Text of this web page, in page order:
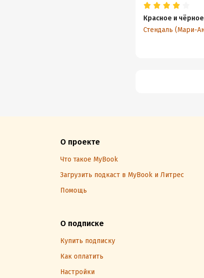
Красное и чёрное
О проекте
Что такое MyBook
Загрузить подкаст в MyBook и Литрес
Помощь
О подписке
Купить подписку
Как оплатить
Настройки